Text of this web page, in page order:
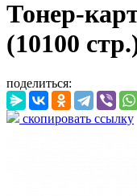
Тонер-
(10100
поделиться:
скопировать ссылку